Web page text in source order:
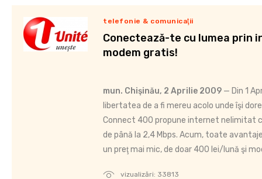
vizualizări: 33813
telefonie & comunicaţii
Conectează-te cu lumea prin
modem gratis!
mun. Chişinău, 2 Aprilie 2009 — Din 1
libertatea de a fi mereu acolo unde îşi
Connect 400 propune internet nelimitat
de până la 2,4 Mbps. Acum, toate
un preţ mai mic, de doar 400 lei/lună şi